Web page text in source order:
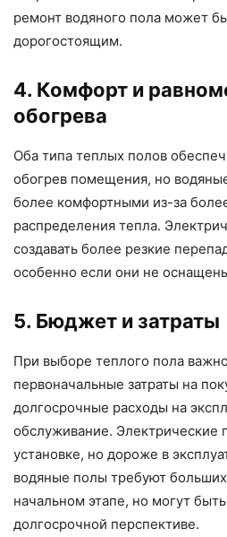
ремонт водяного пола может
дорогостоящим.
4. Комфорт и
обогрева
Оба типа теплых полов
обогрев помещения, но
более комфортными из-за
распределения тепла.
создавать более резкие
особенно если они не
5. Бюджет и затраты
При выборе теплого пола
первоначальные затраты на
долгосрочные расходы на
обслуживание. Электрические
установке, но дороже в
водяные полы требуют
начальном этапе, но могут
долгосрочной перспективе.